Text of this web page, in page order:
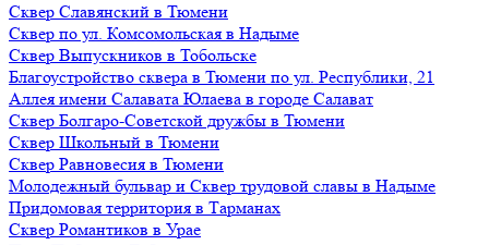
Сквер Славянский в Тюмени
Сквер по ул. Комсомольская в Надыме
Сквер Выпускников в Тобольске
Благоустройство сквера в Тюмени по ул. Республики, 21
Аллея имени Салавата Юлаева в городе Салават
Сквер Болгаро-Советской дружбы в Тюмени
Сквер Школьный в Тюмени
Сквер Равновесия в Тюмени
Молодежный бульвар и Сквер трудовой славы в Надыме
Придомовая территория в Тарманах
Сквер Романтиков в Урае